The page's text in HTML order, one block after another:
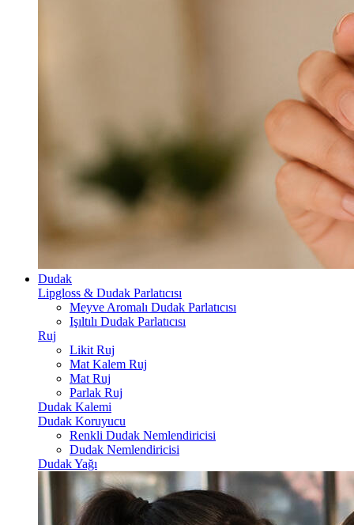
Dudak
Lipgloss & Dudak Parlatıcısı
Meyve Aromalı Dudak Parlatıcısı
Işıltılı Dudak Parlatıcısı
Ruj
Likit Ruj
Mat Kalem Ruj
Mat Ruj
Parlak Ruj
Dudak Kalemi
Dudak Koruyucu
Renkli Dudak Nemlendiricisi
Dudak Nemlendiricisi
Dudak Yağı